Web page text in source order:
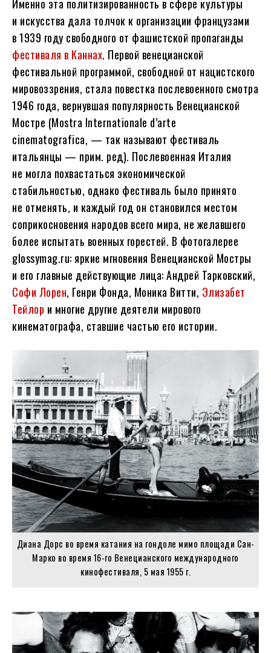
Именно эта политизированность в сфере культуры
и искусства дала толчок к организации французами
в 1939 году свободного от фашистской пропаганды
фестиваля в Каннах. Первой венецианской
фестивальной программой, свободной от нацистского
мировоззрения, стала повестка послевоенного смотра
1946 года, вернувшая популярность Венецианской
Мостре (Mostra Internationale d’arte
cinematografica, — так называют фестиваль
итальянцы — прим. ред). Послевоенная Италия
не могла похвастаться экономической
стабильностью, однако фестиваль было принято
не отменять, и каждый год он становился местом
соприкосновения народов всего мира, не желавшего
более испытать военных горестей. В фотогалерее
glossymag.ru: яркие мгновения Венецианской Мостры
и его главные действующие лица: Андрей Тарковский,
Софи Лорен, Генри Фонда, Моника Витти, Элизабет
Тейлор и многие другие деятели мирового
кинематографа, ставшие частью его истории.
Диана Дорс во время катания на гондоле мимо площади Сан-
Марко во время 16-го Венецианского международного
кинофестиваля, 5 мая 1955 г.